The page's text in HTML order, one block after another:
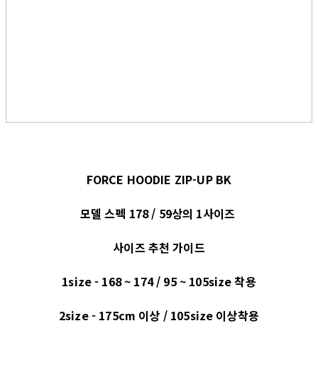
FORCE HOODIE ZIP-UP BK
모델 스펙 178 / 59상의 1사이즈
사이즈 추천 가이드
1size - 168 ~ 174 / 95 ~ 105size 착용
2size - 175cm 이상 / 105size 이상착용